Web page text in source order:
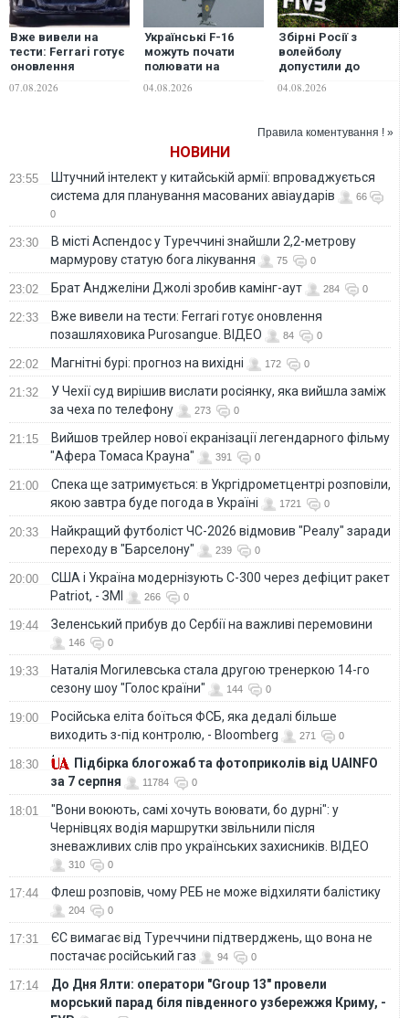
Вже вивели на
тести: Ferrari готує
оновлення
Purosangue. ВІДЕО
07.08.2026
Українські F-16
можуть почати
полювати на
установки
04.08.2026
Збірні Росії з
волейболу
допустили до
націй-2027
04.08.2026
Правила коментування ! »
НОВИНИ
23:55
Штучний інтелект у китайській армії: впроваджується
система для планування масованих авіаударів
66
0
23:30
В місті Аспендос у Туреччині знайшли 2,2-метрову
мармурову статую бога лікування
75 0
23:02 Брат Анджеліни Джолі зробив камінг-аут 284 0
22:33
Вже вивели на тести: Ferrari готує оновлення
позашляховика Purosangue. ВІДЕО
84 0
22:02 Магнітні бурі: прогноз на вихідні 172 0
21:32
У Чехії суд вирішив вислати росіянку, яка вийшла заміж
за чеха по телефону
273 0
21:15
Вийшов трейлер нової екранізації легендарного фільму
"Афера Томаса Крауна"
391 0
21:00
Спека ще затримується: в Укргідрометцентрі розповіли,
якою завтра буде погода в Україні
1721 0
20:33
Найкращий футболіст ЧС-2026 відмовив "Реалу" заради
переходу в "Барселону"
239 0
20:00
США і Україна модернізують С-300 через дефіцит ракет
Patriot, - ЗМІ
266 0
19:44 Зеленський прибув до Сербії на важливі перемовини
146 0
19:33
Наталія Могилевська стала другою тренеркою 14-го
сезону шоу "Голос країни"
144 0
19:00
Російська еліта боїться ФСБ, яка дедалі більше
виходить з-під контролю, - Bloomberg
271 0
18:30
Підбірка блогожаб та фотоприколів від UAINFO
за 7 серпня
11784 0
18:01
"Вони воюють, самі хочуть воювати, бо дурні": у
Чернівцях водія маршрутки звільнили після
зневажливих слів про українських захисників. ВІДЕО
310 0
17:44 Флеш розповів, чому РЕБ не може відхиляти балістику
204 0
17:31
ЄС вимагає від Туреччини підтверджень, що вона не
постачає російський газ
94 0
17:14
До Дня Ялти: оператори "Group 13" провели
морський парад біля південного узбережжя Криму, -